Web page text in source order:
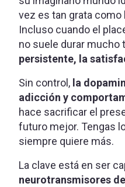
vez es tan grata como
Incluso cuando el
no suele durar mucho
persistente, la
Sin control, la
adicción y
hace sacrificar el
futuro mejor. Tengas
siempre quiere más.
La clave está en ser
neurotransmisores